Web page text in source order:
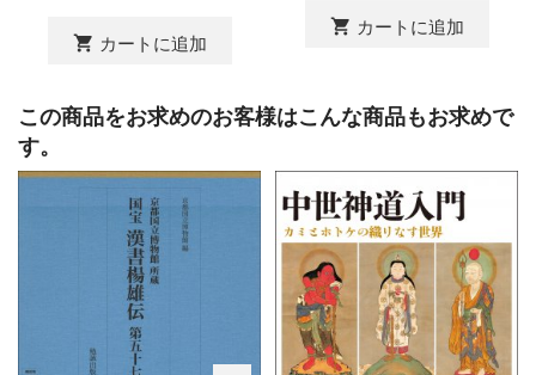
shopping_cart カートに追加
shopping_cart カートに追加
この商品をお求めのお客様はこんな商品もお求めで
す。